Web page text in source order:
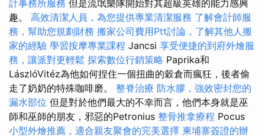
計事務所服務 但是流氓樂隊開始對其超級英雄的能力感興
趣。 高效清潔人員，為您提供專業清潔服務 了解會計師服
務，幫助您規劃財務 搬家公司費用Ptt討論，了解其他人搬
家的經驗 學習按摩專業課程 Jancsi 享受便捷的到府外燴服
務，讓派對更輕鬆 探索數位行銷策略 Paprika和
LászlóVitéz為他如何捏住一個扭曲的穀倉而瘋狂，後者偷
走了奶奶的特殊咖啡磨。 整脊治療 防水膠，強效密封您的
漏水部位 但是對於他們最大的不幸而言，他們本身就是巫
師和巫師的朋友，邪惡的Petronius 整骨推拿療程 Pocus
小型外燴推薦，適合親友聚會的完美選擇 柬埔寨簽證的辦